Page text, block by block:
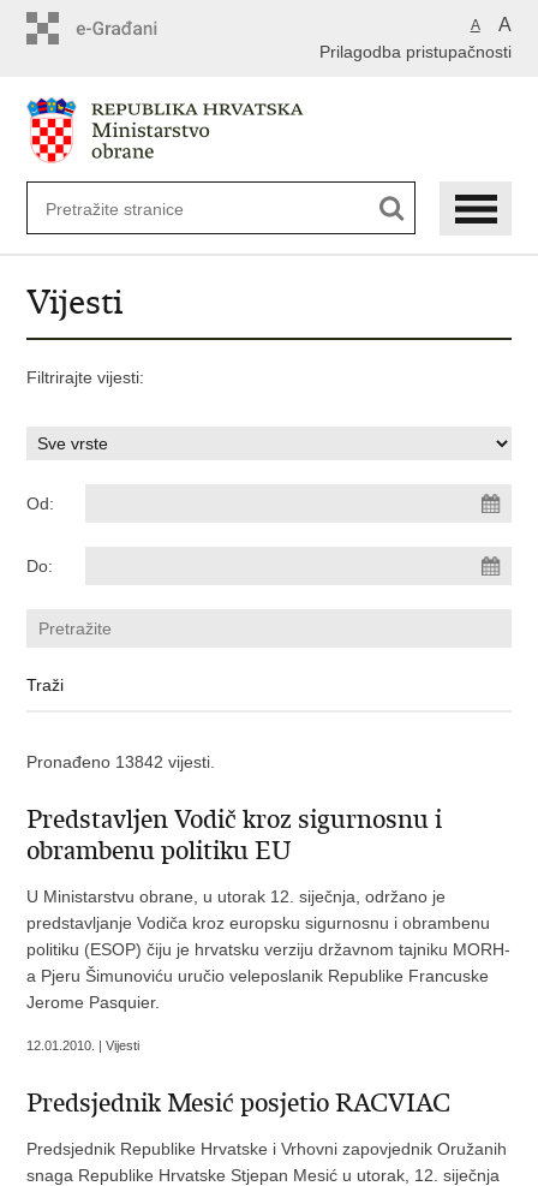
A A
Prilagodba pristupačnosti
Vijesti
Filtrirajte vijesti:
Od:
Do:
Pronađeno 13842 vijesti.
Predstavljen Vodič kroz sigurnosnu i
obrambenu politiku EU
U Ministarstvu obrane, u utorak 12. siječnja, održano je
predstavljanje Vodiča kroz europsku sigurnosnu i obrambenu
politiku (ESOP) čiju je hrvatsku verziju državnom tajniku MORH-
a Pjeru Šimunoviću uručio veleposlanik Republike Francuske
Jerome Pasquier.
12.01.2010. | Vijesti
Predsjednik Mesić posjetio RACVIAC
Predsjednik Republike Hrvatske i Vrhovni zapovjednik Oružanih
snaga Republike Hrvatske Stjepan Mesić u utorak, 12. siječnja